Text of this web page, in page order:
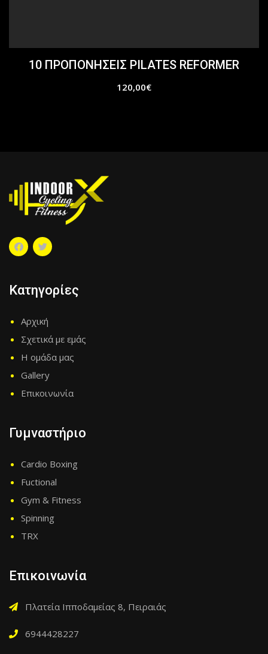
10 ΠΡΟΠΟΝΗΣΕΙΣ PILATES REFORMER
120,00€
Κατηγορίες
Αρχική
Σχετικά με εμάς
Η ομάδα μας
Gallery
Επικοινωνία
Γυμναστήριο
Cardio Boxing
Fuctional
Gym & Fitness
Spinning
TRX
Επικοινωνία
Πλατεία Ιπποδαμείας 8, Πειραιάς
6944428227